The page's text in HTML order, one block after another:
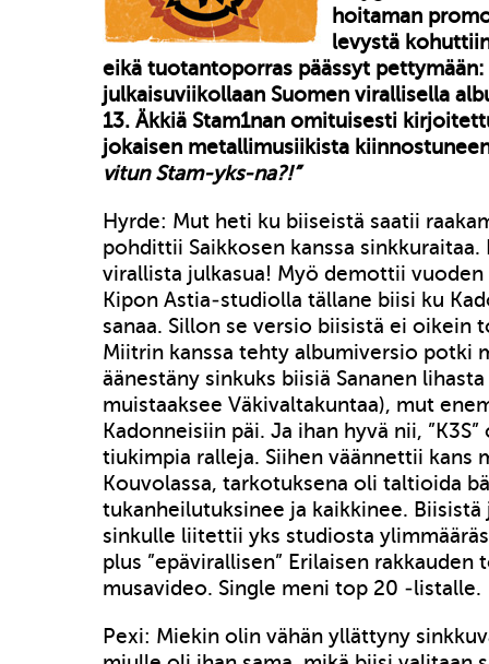
hoitaman
levystä
eikä tuotantoporras päässyt
julkaisuviikollaan Suomen virallisella
13. Äkkiä Stam1nan omituisesti
jokaisen metallimusiikista
vitun Stam-yks-na?!”
Hyrde: Mut heti ku biiseistä saatii
pohdittii Saikkosen kanssa sinkkuraitaa.
virallista julkasua! Myö demottii vuoden
Kipon Astia-studiolla tällane biisi ku
sanaa. Sillon se versio biisistä ei oikein
Miitrin kanssa tehty albumiversio potki
äänestäny sinkuks biisiä Sananen
muistaaksee Väkivaltakuntaa), mut
Kadonneisiin päi. Ja ihan hyvä nii,
tiukimpia ralleja. Siihen väännettii kans
Kouvolassa, tarkotuksena oli taltioida
tukanheilutuksinee ja kaikkinee. Biisistä
sinkulle liitettii yks studiosta
plus ”epävirallisen” Erilaisen rakkauden
musavideo. Single meni top 20 -listalle.
Pexi: Miekin olin vähän yllättyny